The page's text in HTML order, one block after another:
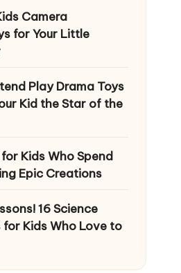
Camera
for Your Little
Play Drama Toys
Kid the Star of the
Kids Who Spend
Epic Creations
16 Science
Kids Who Love to